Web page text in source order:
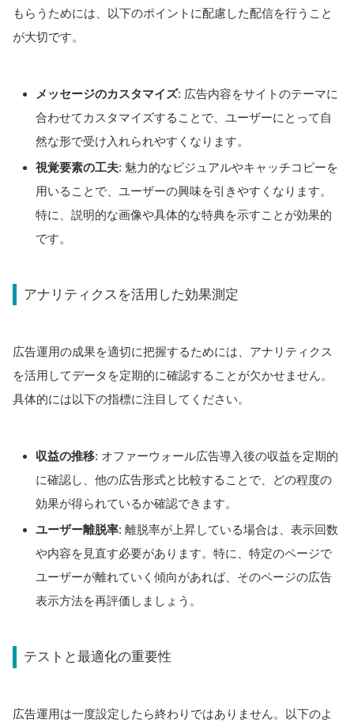
もらうためには、以下のポイントに配慮した配信を行うこと
が大切です。
メッセージのカスタマイズ: 広告内容をサイトのテーマに
合わせてカスタマイズすることで、ユーザーにとって自
然な形で受け入れられやすくなります。
視覚要素の工夫: 魅力的なビジュアルやキャッチコピーを
用いることで、ユーザーの興味を引きやすくなります。
特に、説明的な画像や具体的な特典を示すことが効果的
です。
アナリティクスを活用した効果測定
広告運用の成果を適切に把握するためには、アナリティクス
を活用してデータを定期的に確認することが欠かせません。
具体的には以下の指標に注目してください。
収益の推移: オファーウォール広告導入後の収益を定期的
に確認し、他の広告形式と比較することで、どの程度の
効果が得られているか確認できます。
ユーザー離脱率: 離脱率が上昇している場合は、表示回数
や内容を見直す必要があります。特に、特定のページで
ユーザーが離れていく傾向があれば、そのページの広告
表示方法を再評価しましょう。
テストと最適化の重要性
広告運用は一度設定したら終わりではありません。以下のよ